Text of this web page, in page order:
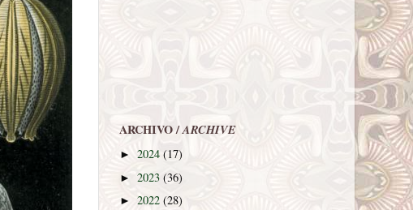
ARCHIVO /ARCHIVE
► 2024 (17)
► 2023 (36)
► 2022 (28)